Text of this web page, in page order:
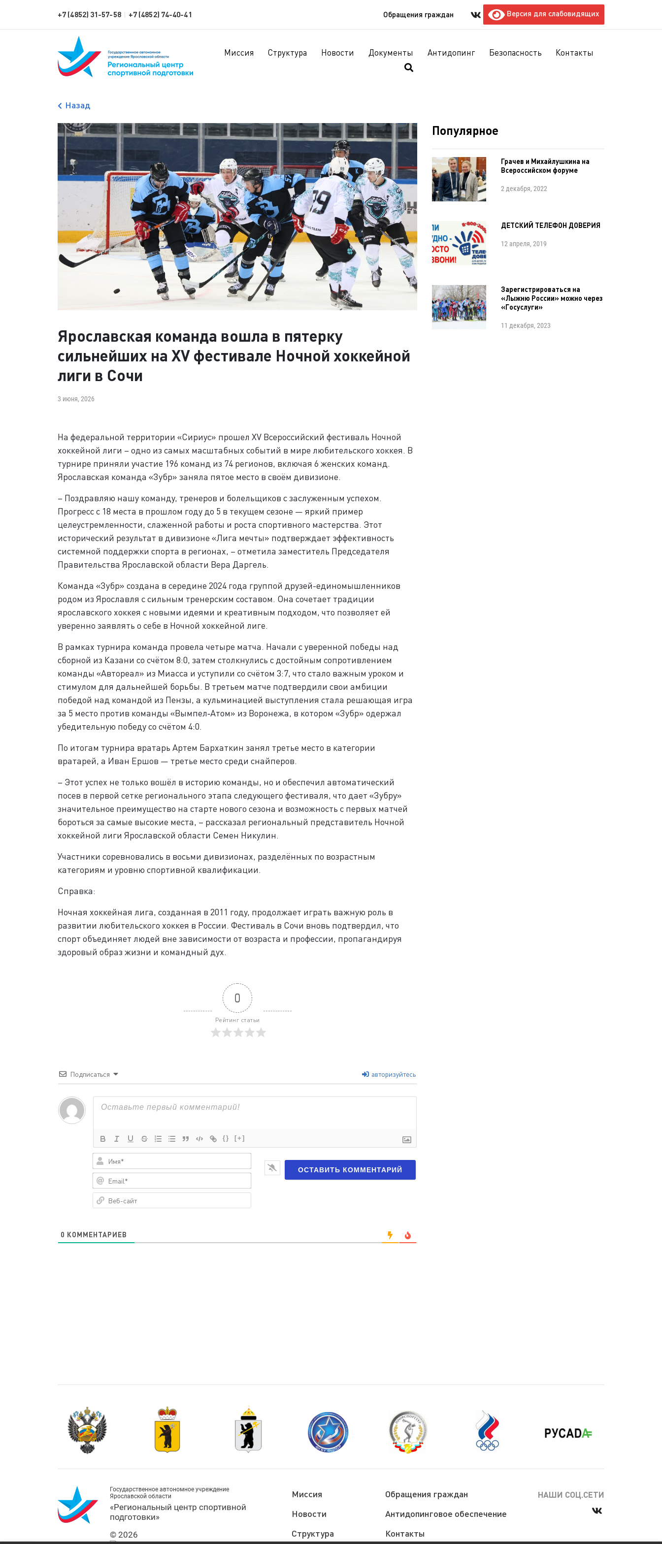
+7 (4852) 31-57-58 | +7 (4852) 74-40-41 Обращения граждан Версия для слабовидящих
Миссия Структура Новости Документы Антидопинг Безопасность Контакты
Назад
Ярославская команда вошла в пятерку
сильнейших на XV фестивале Ночной хоккейной
лиги в Сочи
3 июня, 2026
На федеральной территории «Сириус» прошел XV Всероссийский фестиваль Ночной
хоккейной лиги – одно из самых масштабных событий в мире любительского хоккея. В
турнире приняли участие 196 команд из 74 регионов, включая 6 женских команд.
Ярославская команда «Зубр» заняла пятое место в своём дивизионе.
– Поздравляю нашу команду, тренеров и болельщиков с заслуженным успехом.
Прогресс с 18 места в прошлом году до 5 в текущем сезоне — яркий пример
целеустремленности, слаженной работы и роста спортивного мастерства. Этот
исторический результат в дивизионе «Лига мечты» подтверждает эффективность
системной поддержки спорта в регионах, – отметила заместитель Председателя
Правительства Ярославской области Вера Даргель.
Команда «Зубр» создана в середине 2024 года группой друзей-единомышленников
родом из Ярославля с сильным тренерским составом. Она сочетает традиции
ярославского хоккея с новыми идеями и креативным подходом, что позволяет ей
уверенно заявлять о себе в Ночной хоккейной лиге.
В рамках турнира команда провела четыре матча. Начали с уверенной победы над
сборной из Казани со счётом 8:0, затем столкнулись с достойным сопротивлением
команды «Автореал» из Миасса и уступили со счётом 3:7, что стало важным уроком и
стимулом для дальнейшей борьбы. В третьем матче подтвердили свои амбиции
победой над командой из Пензы, а кульминацией выступления стала решающая игра
за 5 место против команды «Вымпел‑Атом» из Воронежа, в котором «Зубр» одержал
убедительную победу со счётом 4:0.
По итогам турнира вратарь Артем Бархаткин занял третье место в категории
вратарей, а Иван Ершов — третье место среди снайперов.
– Этот успех не только вошёл в историю команды, но и обеспечил автоматический
посев в первой сетке регионального этапа следующего фестиваля, что дает «Зубру»
значительное преимущество на старте нового сезона и возможность с первых матчей
бороться за самые высокие места, – рассказал региональный представитель Ночной
хоккейной лиги Ярославской области Семен Никулин.
Участники соревновались в восьми дивизионах, разделённых по возрастным
категориям и уровню спортивной квалификации.
Справка:
Ночная хоккейная лига, созданная в 2011 году, продолжает играть важную роль в
развитии любительского хоккея в России. Фестиваль в Сочи вновь подтвердил, что
спорт объединяет людей вне зависимости от возраста и профессии, пропагандируя
здоровый образ жизни и командный дух.
0
Рейтинг статьи
Подписаться авторизуйтесь
{} [+]
Имя*
Email*
сайт
0 КОММЕНТАРИЕВ
Популярное
Грачев и Михайлушкина на
Всероссийском форуме
2 декабря, 2022
ДЕТСКИЙ ТЕЛЕФОН ДОВЕРИЯ
12 апреля, 2019
Зарегистрироваться на
«Лыжню России» можно через
«Госуслуги»
11 декабря, 2023
Государственное автономное учреждение
Ярославской области
«Региональный центр спортивной
подготовки»
© 2026
Миссия
Новости
Структура
Обращения граждан
Антидопинговое обеспечение
Контакты
НАШИ СОЦ.СЕТИ